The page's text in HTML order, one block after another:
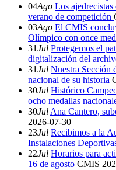
04Ago Los
verano de competición
03Ago El CMIS
Olímpico con once
31Jul Protegemos el
digitalización del
31Jul Nuestra Sección
nacional de su historia
30Jul Histórico
ocho medallas
30Jul Ana Cantero,
2026-07-30
23Jul Recibimos a la
Instalaciones
22Jul Horarios para
16 de agosto CMIS